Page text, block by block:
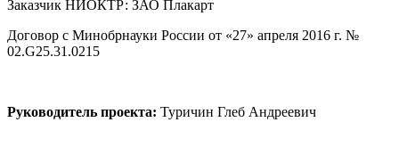
Заказчик НИОКТР: ЗАО Плакарт
Договор с Минобрнауки России от «27» апреля 2016 г. №
02.G25.31.0215
Руководитель проекта: Туричин Глеб Андреевич